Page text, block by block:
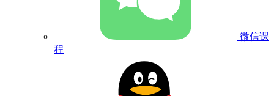
微信课
程